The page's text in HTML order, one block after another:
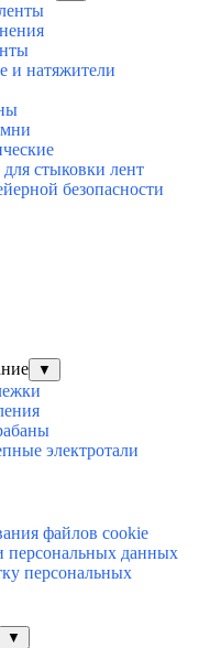
и натяжители
стыковки лент
безопасности
▼
электротали
файлов cookie
персональных данных
персональных
▼